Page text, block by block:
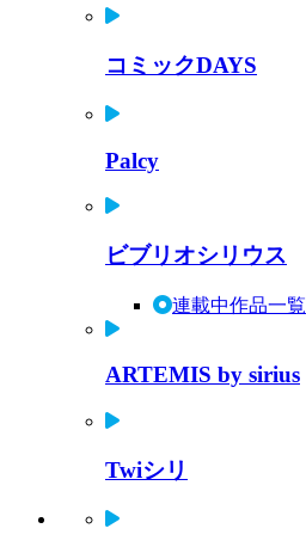
コミックDAYS
Palcy
ビブリオシリウス
連載中作品一覧
ARTEMIS by sirius
Twiシリ